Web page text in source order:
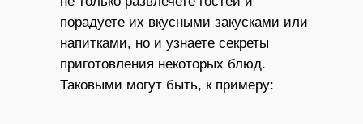
порадуете их вкусными закусками или
напитками, но и узнаете секреты
приготовления некоторых блюд.
Таковыми могут быть, к примеру: